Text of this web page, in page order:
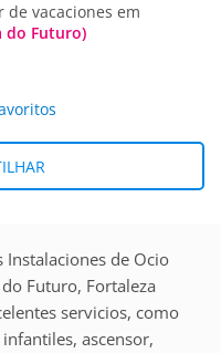
vacaciones em
do Futuro)
de Ocio
Futuro, Fortaleza
servicios, como
ascensor,